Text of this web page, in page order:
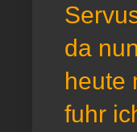
da
heute
fuhr